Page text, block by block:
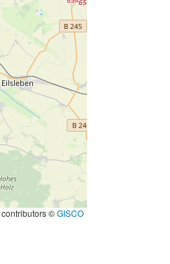
contributors ©GISCO